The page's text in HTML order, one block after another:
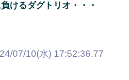
けるダグトリオ・・・
07/10(水) 17:52:36.77